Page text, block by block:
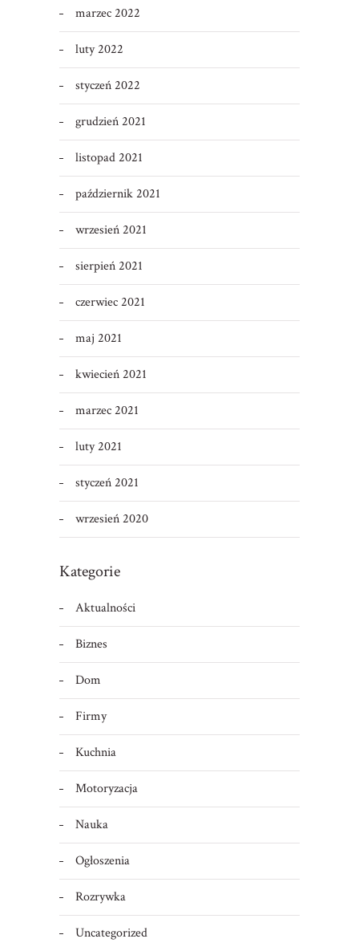
marzec 2022
luty 2022
styczeń 2022
grudzień 2021
listopad 2021
październik 2021
wrzesień 2021
sierpień 2021
czerwiec 2021
maj 2021
kwiecień 2021
marzec 2021
luty 2021
styczeń 2021
wrzesień 2020
Kategorie
Aktualności
Biznes
Dom
Firmy
Kuchnia
Motoryzacja
Nauka
Ogłoszenia
Rozrywka
Uncategorized